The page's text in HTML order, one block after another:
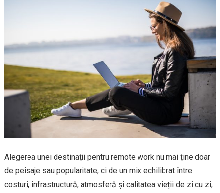
Alegerea unei destinații pentru remote work nu mai ține doar
de peisaje sau popularitate, ci de un mix echilibrat între
costuri, infrastructură, atmosferă și calitatea vieții de zi cu zi,